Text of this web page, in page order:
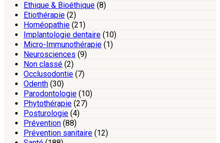
Ethique & Bioéthique (8)
Etiothérapie (2)
Homéopathie (21)
Implantologie dentaire (10)
Micro-Immunothérapie (1)
Neurosciences (9)
Non classé (2)
Occlusodontie (7)
Odenth (30)
Parodontologie (10)
Phytothérapie (27)
Posturologie (4)
Prévention (88)
Prévention sanitaire (12)